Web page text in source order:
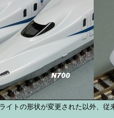
イトの形状が変更された以外、